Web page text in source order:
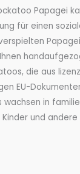
Papagei
für einen
die aus
EU-
wachsen in
und andere